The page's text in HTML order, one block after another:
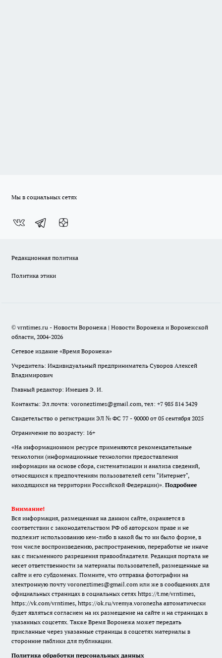
Мы в социальных сетях
Редакционная политика
Политика этики
© vrntimes.ru - Новости Воронежа | Новости Воронежа и Воронежской
области, 2004-2026
Сетевое издание «Время Воронежа»
Учредитель: Индивидуальный предприниматель Суворов Алексей
Владимирович
Главный редактор: Имешев Э. И.
Контакты: Эл.почта: voroneztimes@gmail.com, тел: +7 985 814 3429
Свидетельство о регистрации ЭЛ № ФС 77 - 90000 от 05 сентября 2025
Ограничение по возрасту: 16+
«На информационном ресурсе применяются рекомендательные
технологии (информационные технологии предоставления
информации на основе сбора, систематизации и анализа сведений,
относящихся к предпочтениям пользователей сети "Интернет",
находящихся на территории Российской Федерации)». Подробнее
Внимание!
Вся информация, размещенная на данном сайте, охраняется в
соответствии с законодательством РФ об авторском праве и не
подлежит использованию кем-либо в какой бы то ни было форме, в
том числе воспроизведению, распространению, переработке не иначе
как с письменного разрешения правообладателя. Редакция портала не
несет ответственности за материалы пользователей, размещенные на
сайте и его субдоменах. Помните, что отправка фотографии на
электронную почту voroneztimes@gmail.com или же в сообщениях для
официальных страницах в социальных сетях https://t.me/vrntimes,
https://vk.com/vrntimes, https://ok.ru/vremya.voronezha автоматически
будет являться согласием на их размещение на сайте и на страницах в
указанных соцсетях. Также Время Воронежа может передать
присланные через указанные страницы в соцсетях материалы в
сторонние паблики для публикации.
Политика обработки персональных данных